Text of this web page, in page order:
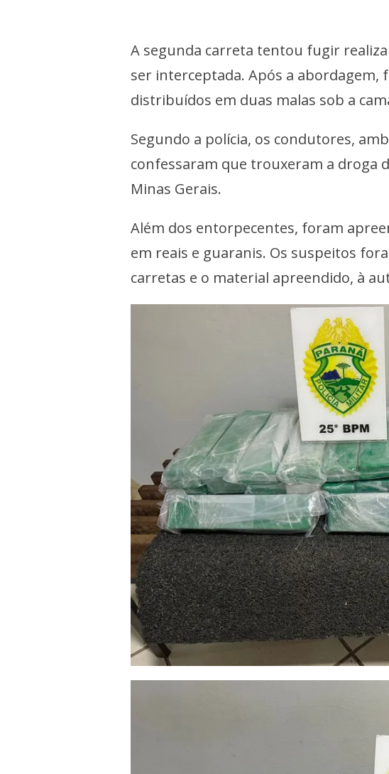
A segunda carreta tentou fugir
ser interceptada. Após a abordagem,
distribuídos em duas malas sob a
Segundo a polícia, os condutores,
confessaram que trouxeram a droga
Minas Gerais.
Além dos entorpecentes, foram
em reais e guaranis. Os suspeitos
carretas e o material apreendido, à